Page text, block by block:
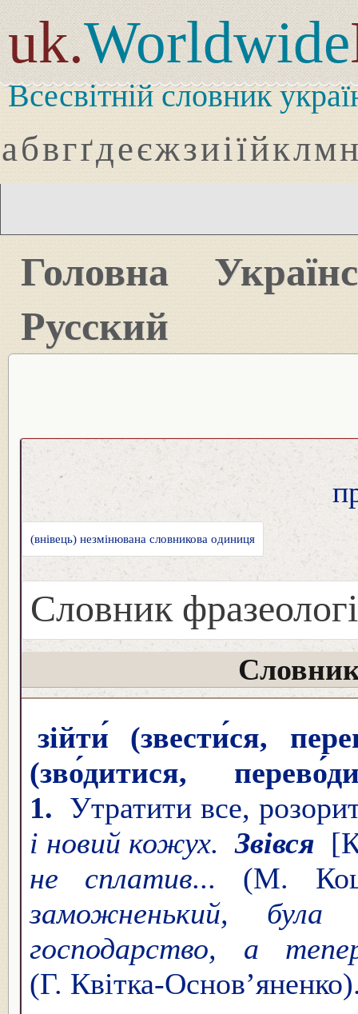
uk.Worldwide
Всесвітній словник
абвгґдеєжзиіїйклмн
Головна
Русский
(внівець) незмінювана словникова одиниця
Словник
Словник
зійти́ (звести́ся,
(зво́дитися,
1. Утратити все,
і новий кожух. Звівся
не сплатив... (М.
заможненький,
господарство, а
(Г. Квітка-